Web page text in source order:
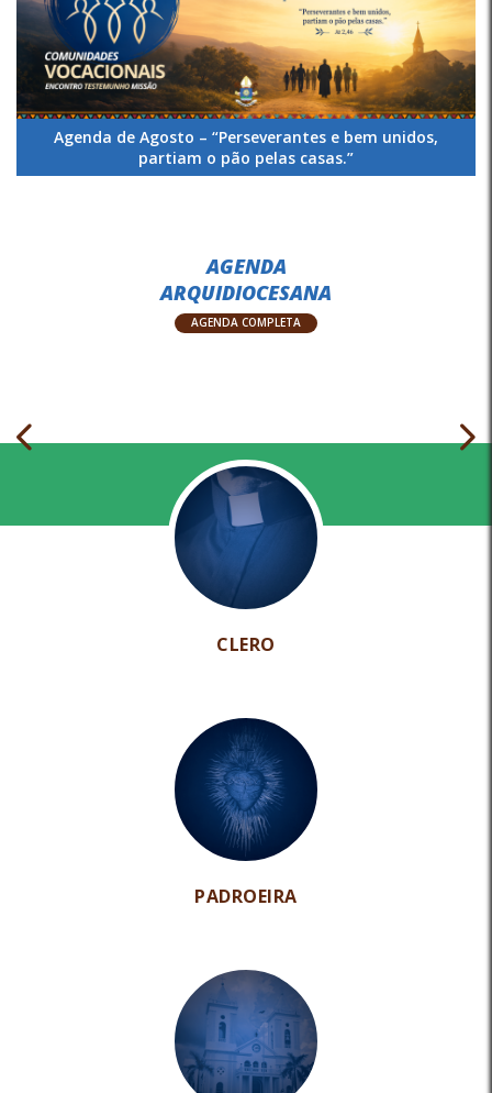
Agenda de Agosto – “Perseverantes e bem unidos,
partiam o pão pelas casas.”
AGENDA
ARQUIDIOCESANA
AGENDA COMPLETA
CLERO
PADROEIRA